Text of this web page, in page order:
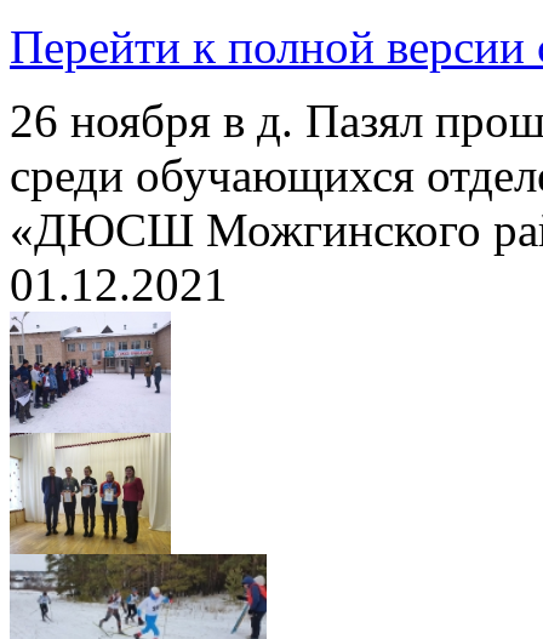
Перейти к полной версии
26 ноября в д. Пазял
среди обучающихся
«ДЮСШ Можгинского
01.12.2021